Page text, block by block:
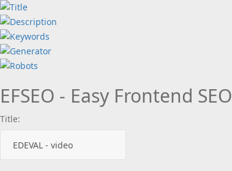
EFSEO - Easy Frontend SEO
Title: